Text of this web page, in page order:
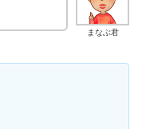
まなぶ君